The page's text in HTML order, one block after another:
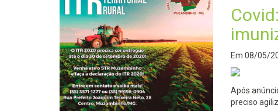
Em 08/05/
Após
preciso